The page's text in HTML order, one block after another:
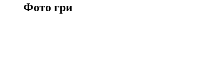
Фото гри